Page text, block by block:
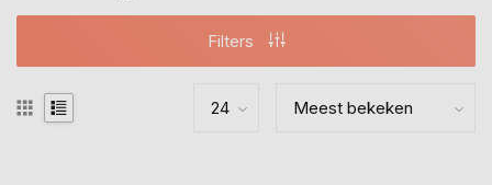
Filters